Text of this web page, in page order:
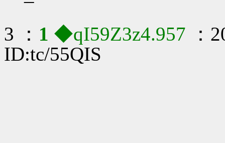
3 ： 1 ◆qI59Z3z4.957
：
ID:tc/55QIS